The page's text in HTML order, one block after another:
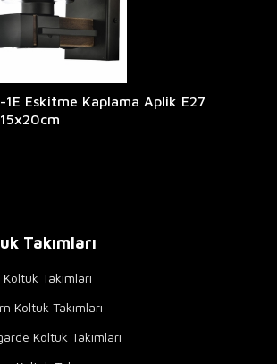
Eskitme Kaplama Aplik E27
Takımları
Takımları
Koltuk Takımları
Koltuk Takımları